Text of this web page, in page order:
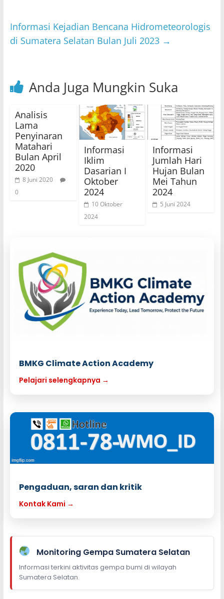
k
Informasi Kejadian Bencana Hidrometeorologis
di Sumatera Selatan Bulan Juli 2023 →
Anda Juga Mungkin Suka
Analisis
Lama
Penyinaran
Matahari
Bulan April
2020
8 Juni 2020
0
Informasi
Iklim
Dasarian I
Oktober
2024
10 Oktober
2024
Informasi
Jumlah Hari
Hujan Bulan
Mei Tahun
2024
5 Juni 2024
BMKG Climate Action Academy
Pelajari selengkapnya →
Pengaduan, saran dan kritik
Kontak Kami →
Monitoring Gempa Sumatera Selatan
Informasi terkini aktivitas gempa bumi di wilayah
Sumatera Selatan.